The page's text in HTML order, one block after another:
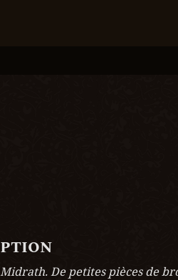
De petites pièces de